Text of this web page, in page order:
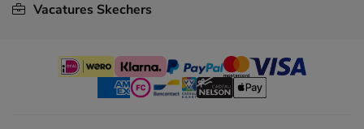
Vacatures Skechers